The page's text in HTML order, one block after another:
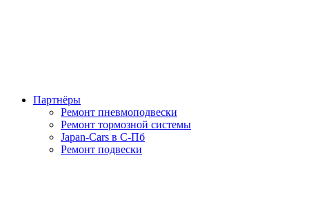
Партнёры
Ремонт пневмоподвески
Ремонт тормозной системы
Japan-Cars в С-Пб
Ремонт подвески